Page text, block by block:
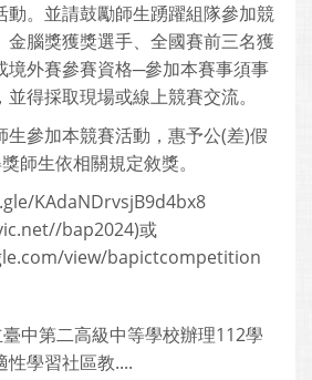
動。並請鼓勵師生踴躍組隊參加競
金腦獎獲獎選手、全國賽前三名獲
境外賽參賽資格─參加本賽事須事
得採取現場或線上競賽交流。
生參加本競賽活動，惠予公(差)假
師生依相關規定敘獎。
KAdaNDrvsjB9d4bx8
bap2024)或
view/bapictcompetition
中第二高級中等學校辦理112學
性學習社區教....